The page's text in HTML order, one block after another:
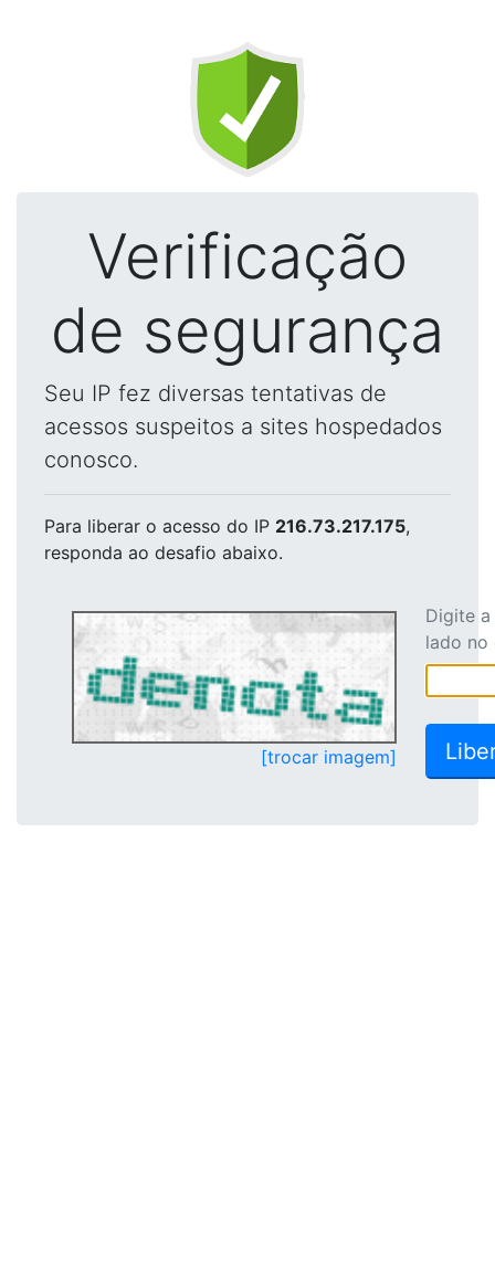
Verificação
de segurança
Seu IP fez diversas tentativas de
acessos suspeitos a sites hospedados
conosco.
Para liberar o acesso do IP 216.73.217.175,
responda ao desafio abaixo.
[trocar imagem]
Digite
lado no